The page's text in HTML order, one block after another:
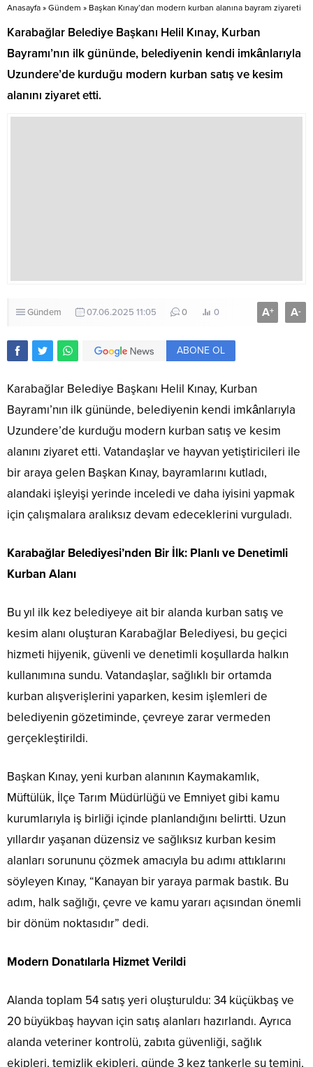
Anasayfa » Gündem » Başkan Kınay’dan modern kurban alanına bayram ziyareti
Karabağlar Belediye Başkanı Helil Kınay, Kurban
Bayramı’nın ilk gününde, belediyenin kendi imkânlarıyla
Uzundere’de kurduğu modern kurban satış ve kesim
alanını ziyaret etti.
Gündem 07.06.2025 11:05 0 0 A+ A-
ABONE OL
Karabağlar Belediye Başkanı Helil Kınay, Kurban
Bayramı’nın ilk gününde, belediyenin kendi imkânlarıyla
Uzundere’de kurduğu modern kurban satış ve kesim
alanını ziyaret etti. Vatandaşlar ve hayvan yetiştiricileri ile
bir araya gelen Başkan Kınay, bayramlarını kutladı,
alandaki işleyişi yerinde inceledi ve daha iyisini yapmak
için çalışmalara aralıksız devam edeceklerini vurguladı.
Karabağlar Belediyesi’nden Bir İlk: Planlı ve Denetimli
Kurban Alanı
Bu yıl ilk kez belediyeye ait bir alanda kurban satış ve
kesim alanı oluşturan Karabağlar Belediyesi, bu geçici
hizmeti hijyenik, güvenli ve denetimli koşullarda halkın
kullanımına sundu. Vatandaşlar, sağlıklı bir ortamda
kurban alışverişlerini yaparken, kesim işlemleri de
belediyenin gözetiminde, çevreye zarar vermeden
gerçekleştirildi.
Başkan Kınay, yeni kurban alanının Kaymakamlık,
Müftülük, İlçe Tarım Müdürlüğü ve Emniyet gibi kamu
kurumlarıyla iş birliği içinde planlandığını belirtti. Uzun
yıllardır yaşanan düzensiz ve sağlıksız kurban kesim
alanları sorununu çözmek amacıyla bu adımı attıklarını
söyleyen Kınay, “Kanayan bir yaraya parmak bastık. Bu
adım, halk sağlığı, çevre ve kamu yararı açısından önemli
bir dönüm noktasıdır” dedi.
Modern Donatılarla Hizmet Verildi
Alanda toplam 54 satış yeri oluşturuldu: 34 küçükbaş ve
20 büyükbaş hayvan için satış alanları hazırlandı. Ayrıca
alanda veteriner kontrolü, zabıta güvenliği, sağlık
ekipleri, temizlik ekipleri, günde 3 kez tankerle su temini,